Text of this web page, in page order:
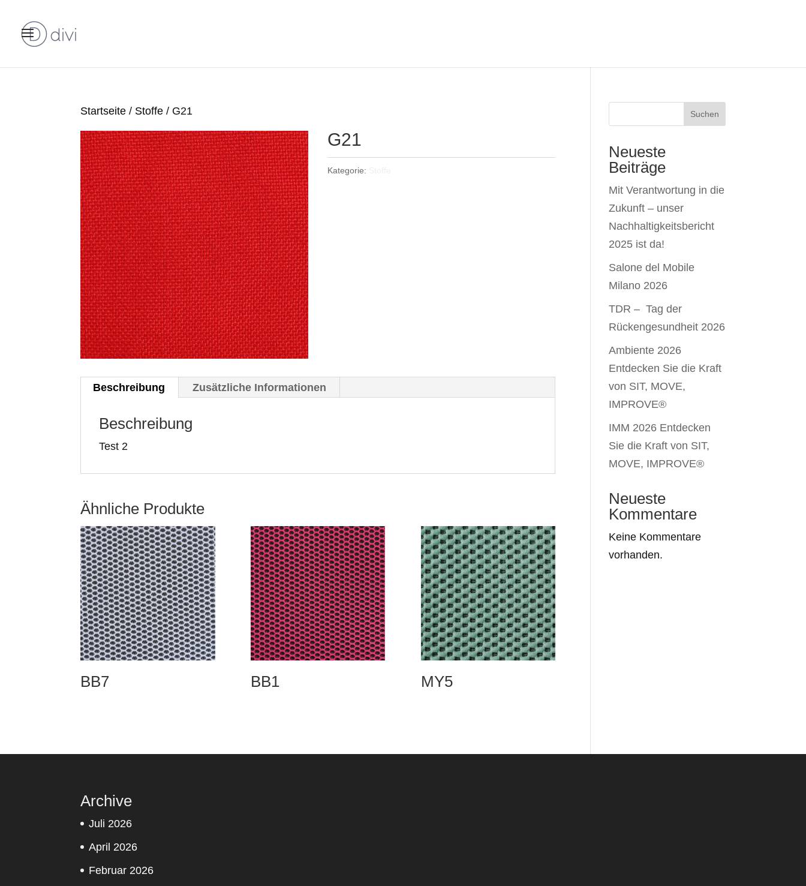
Startseite / Stoffe / G21
G21
Kategorie:
Beschreibung Zusätzliche Informationen
Beschreibung
Test 2
Ähnliche Produkte
BB7 BB1 MY5
Suchen
Neueste
Beiträge
Mit Verantwortung in die
Zukunft – unser
Nachhaltigkeitsbericht
2025 ist da!
Salone del Mobile
Milano 2026
TDR – Tag der
Rückengesundheit 2026
Ambiente 2026
Entdecken Sie die Kraft
von SIT, MOVE,
IMPROVE®
IMM 2026 Entdecken
Sie die Kraft von SIT,
MOVE, IMPROVE®
Neueste
Kommentare
Keine Kommentare
vorhanden.
Archive
Juli 2026
April 2026
Februar 2026